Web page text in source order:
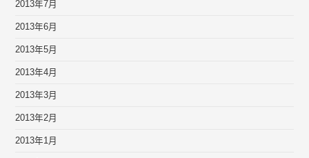
2013年7月
2013年6月
2013年5月
2013年4月
2013年3月
2013年2月
2013年1月